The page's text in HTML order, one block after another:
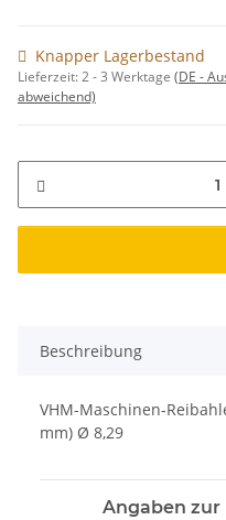
Knapper Lagerbestand
Lieferzeit:2 - 3 Werktage (DE -
abweichend)
Beschreibung
VHM-Maschinen-
mm) Ø 8,29
Angaben